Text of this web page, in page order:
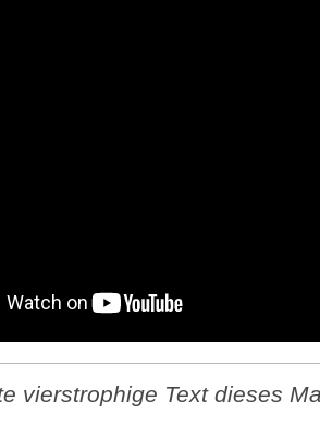
vierstrophige Text dieses